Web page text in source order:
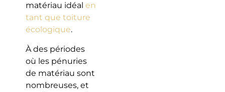
matériau idéal en
tant que toiture
écologique.
À des périodes
où les pénuries
de matériau sont
nombreuses, et